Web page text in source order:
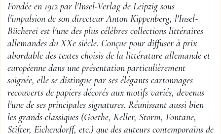
Fondée en 1912 par l'Insel-Verlag de Leipzig sous
l'impulsion de son directeur Anton Kippenberg, l'Insel-
Bücherei est l'une des plus célèbres collections littéraires
allemandes du XXe siècle. Conçue pour diffuser à prix
abordable des textes choisis de la littérature allemande et
européenne dans une présentation particulièrement
soignée, elle se distingue par ses élégants cartonnages
recouverts de papiers décorés aux motifs variés, devenus
l'une de ses principales signatures. Réunissant aussi bien
les grands classiques (Goethe, Keller, Storm, Fontane,
Stifter, Eichendorff, etc.) que des auteurs contemporains de